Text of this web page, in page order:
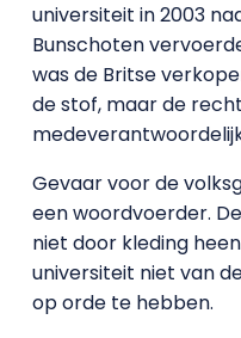
universiteit in 2003
Bunschoten
was de Britse
de stof, maar de
Gevaar voor de
een woordvoerder.
niet door kleding
universiteit niet van
op orde te hebben.